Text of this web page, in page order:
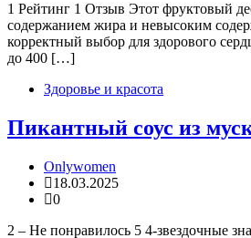
1 Рейтинг 1 Отзыв Этот фруктовый
содержанием жира и невысоким
корректный выбор для здорового
до 400 […]
Здоровье и красота
Пикантный соус из
Onlywomen
18.03.2025
0
2 – Не понравилось 5 4-звездочные